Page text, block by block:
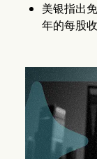
美银指出
年的每股